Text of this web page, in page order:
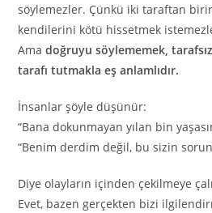
söylemezler. Çünkü iki taraftan
kendilerini kötü hissetmek
Amadoğruyu söylememek,
tarafı tutmakla eş anlamlıdır.
İnsanlar şöyle düşünür:
“Bana dokunmayan yılan bin
“Benim derdim değil, bu sizin
Diye olayların içinden çekilmeye
Evet, bazen gerçekten bizi